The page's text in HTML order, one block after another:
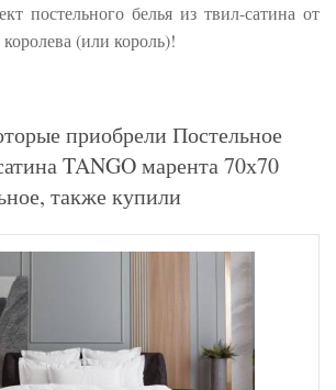
постельного белья из твил-сатина от
(или король)!
приобрели Постельное
TANGO марента 70х70
также купили